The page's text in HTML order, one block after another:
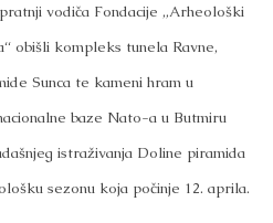
vodiča Fondacije „Arheološki
obišli kompleks tunela Ravne,
Sunca te kameni hram u
baze Nato-a u Butmiru
istraživanja Doline piramida
sezonu koja počinje 12. aprila.